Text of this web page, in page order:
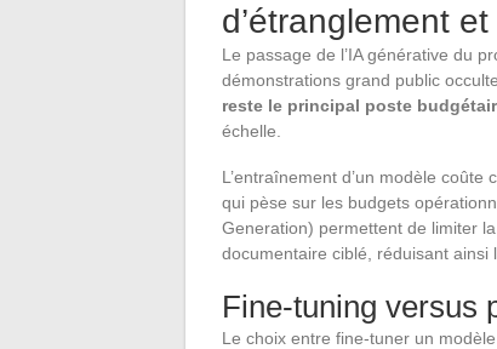
d’étranglement
Le passage de l’IA générative du
démonstrations grand public
reste le principal poste
échelle.
L’entraînement d’un modèle coûte
qui pèse sur les budgets
Generation) permettent de limiter
documentaire ciblé, réduisant ainsi
Fine-tuning versus
Le choix entre fine-tuner un